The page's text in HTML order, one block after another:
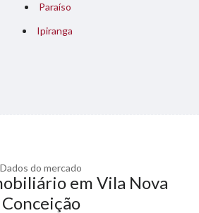
Paraíso
Ipiranga
Dados do mercado
em Vila Nova
Conceição